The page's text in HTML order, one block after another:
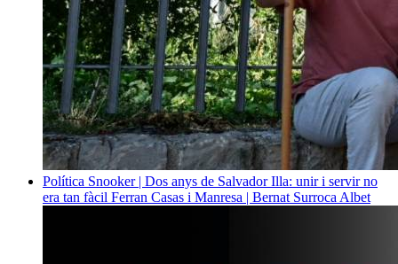
Política Snooker | Dos anys de Salvador Illa: unir i servir no
era tan fàcil Ferran Casas i Manresa | Bernat Surroca Albet